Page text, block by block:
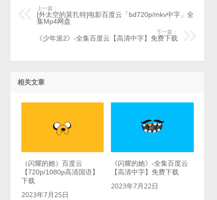
上一篇：
[外太空的莫扎特]电影百度云「bd720p/mkv中字」全
集Mp4网盘
下一篇：
《少年派2》-全集百度云【高清中字】免费下载
相关文章
（闪耀的她）百度云
【720p/1080p高清国语】
下载
2023年7月25日
《闪耀的她》-全集百度云
【高清中字】免费下载
2023年7月22日